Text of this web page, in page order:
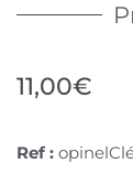
11,00€
Ref :